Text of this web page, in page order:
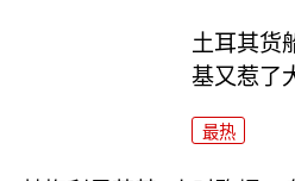
土耳其货
基又惹了
最热